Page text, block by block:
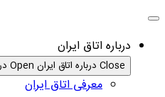
درباره اتاق ایران
Close درباره اتاق ایران Open درباره اتاق ایران
معرفی اتاق ایران